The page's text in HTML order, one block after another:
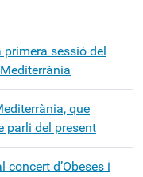
primera sessió del
que
parli del present
concert d’Obeses i